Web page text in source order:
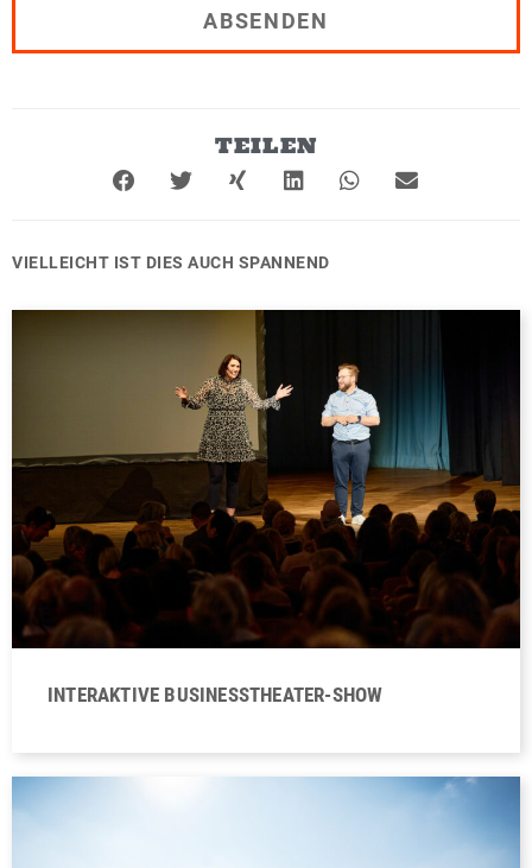
ABSENDEN
TEILEN
VIELLEICHT IST DIES AUCH SPANNEND
INTERAKTIVE BUSINESSTHEATER-SHOW